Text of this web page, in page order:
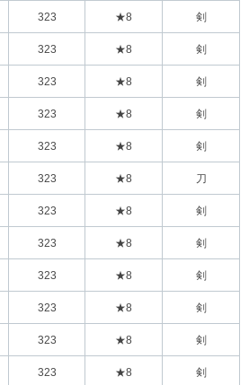
323 ★8 剣
323 ★8 剣
323 ★8 剣
323 ★8 剣
323 ★8 剣
323 ★8 刀
323 ★8 剣
323 ★8 剣
323 ★8 剣
323 ★8 剣
323 ★8 剣
323 ★8 剣